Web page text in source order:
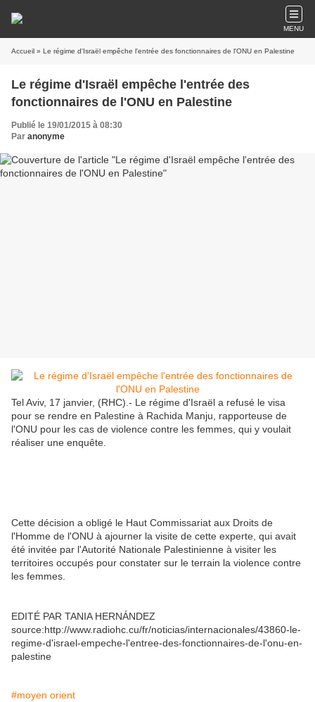
MENU
Accueil » Le régime d'Israël empêche l'entrée des fonctionnaires de l'ONU en Palestine
Le régime d'Israël empêche l'entrée des
fonctionnaires de l'ONU en Palestine
Publié le 19/01/2015 à 08:30
Par anonyme
Tel Aviv, 17 janvier, (RHC).- Le régime d'Israël a refusé le visa
pour se rendre en Palestine à Rachida Manju, rapporteuse de
l'ONU pour les cas de violence contre les femmes, qui y voulait
réaliser une enquête.
Cette décision a obligé le Haut Commissariat aux Droits de
l'Homme de l'ONU à ajourner la visite de cette experte, qui avait
été invitée par l'Autorité Nationale Palestinienne à visiter les
territoires occupés pour constater sur le terrain la violence contre
les femmes.
EDITÉ PAR TANIA HERNÁNDEZ
source:http://www.radiohc.cu/fr/noticias/internacionales/43860-le-
regime-d'israel-empeche-l'entree-des-fonctionnaires-de-l'onu-en-
palestine
#moyen orient